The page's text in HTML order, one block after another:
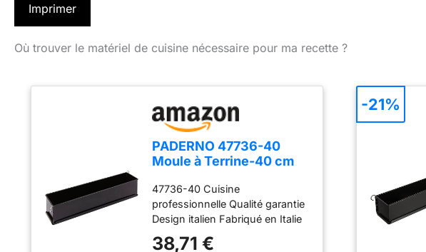
Imprimer
Où trouver le matériel de cuisine nécessaire pour ma recette ?
PADERNO 47736-40
Moule à Terrine-40 cm
47736-40 Cuisine
professionnelle Qualité garantie
Design italien Fabriqué en Italie
38,71 €
-21%